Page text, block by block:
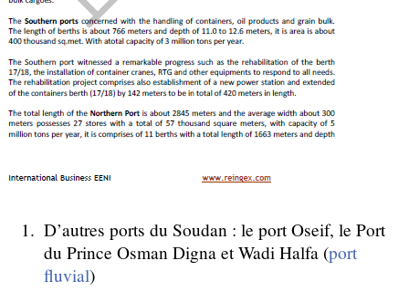
D’autres ports du Soudan : le port Oseif, le Port
du Prince Osman Digna et Wadi Halfa (port
fluvial)